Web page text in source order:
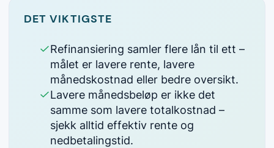
DET VIKTIGSTE
Refinansiering samler flere lån til ett –
målet er lavere rente, lavere
månedskostnad eller bedre oversikt.
Lavere månedsbeløp er ikke det
samme som lavere totalkostnad –
sjekk alltid effektiv rente og
nedbetalingstid.